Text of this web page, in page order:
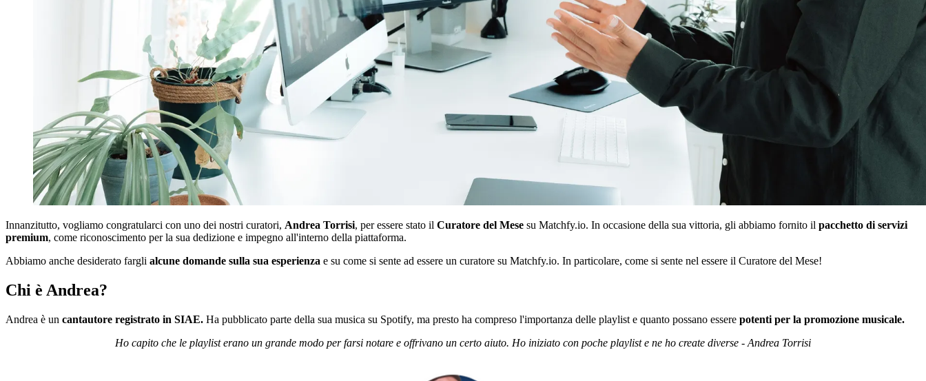
Innanzitutto, vogliamo congratularci con uno dei nostri curatori, Andrea Torrisi, per essere stato il Curatore del Mese su Matchfy.io. In occasione della sua vittoria, gli abbiamo fornito il pacchetto di servizi
premium, come riconoscimento per la sua dedizione e impegno all'interno della piattaforma.
Abbiamo anche desiderato fargli alcune domande sulla sua esperienza e su come si sente ad essere un curatore su Matchfy.io. In particolare, come si sente nel essere il Curatore del Mese!
Chi è Andrea?
Andrea è un cantautore registrato in SIAE. Ha pubblicato parte della sua musica su Spotify, ma presto ha compreso l'importanza delle playlist e quanto possano essere potenti per la promozione musicale.
Ho capito che le playlist erano un grande modo per farsi notare e offrivano un certo aiuto. Ho iniziato con poche playlist e ne ho create diverse - Andrea Torrisi